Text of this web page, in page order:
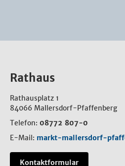
Rathaus
Rathausplatz 1
84066 Mallersdorf-Pfaffenberg
Telefon: 08772 807-0
E-Mail: markt-mallersdorf-
Kontaktformular